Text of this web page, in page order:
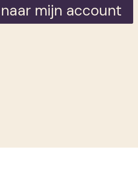
mijn account